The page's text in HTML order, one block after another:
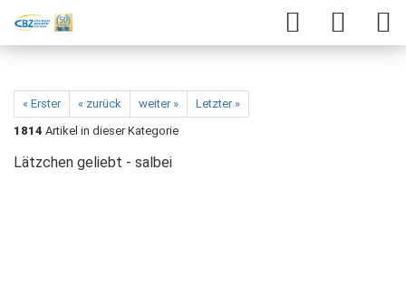
« Erster « zurück weiter »
Letzter »
1814 Artikel in dieser Kategorie
Lätzchen geliebt - salbei